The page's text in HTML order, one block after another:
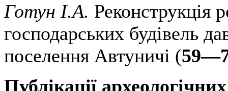
Готун І.А. Реконструкція
господарських будівель
поселення Автуничі (
Публікації